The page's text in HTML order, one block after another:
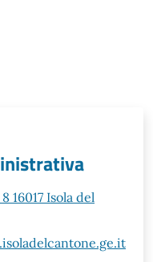
16017 Isola del